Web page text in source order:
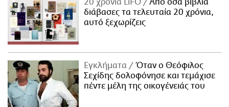
20 χρόνια LiFO
Από όσα βιβλία
διάβασες τα τελευταία 20 χρόνια,
αυτό ξεχωρίζεις
Εγκλήματα
Όταν ο Θεόφιλος
Σεχίδης δολοφόνησε και τεμάχισε
πέντε μέλη της οικογένειάς του